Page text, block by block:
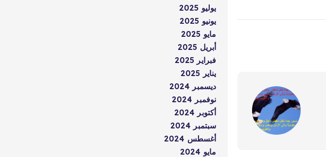
يوليو 2025
يونيو 2025
مايو 2025
أبريل 2025
فبراير 2025
يناير 2025
ديسمبر 2024
نوفمبر 2024
أكتوبر 2024
سبتمبر 2024
أغسطس 2024
مايو 2024